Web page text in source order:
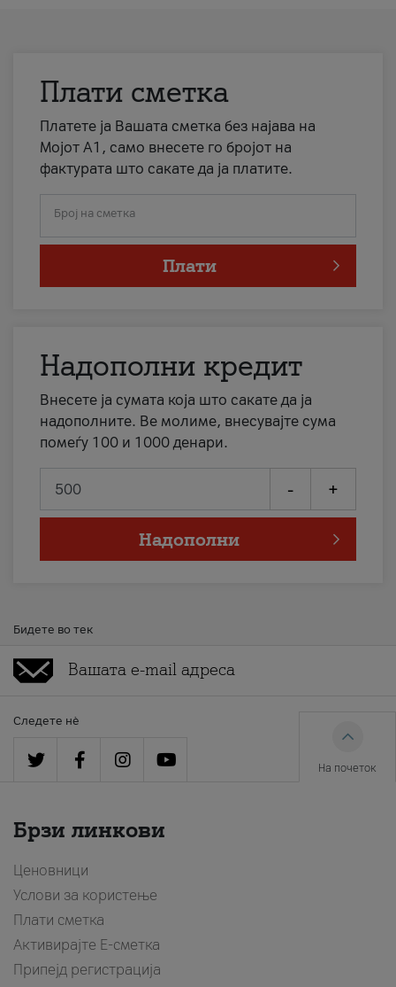
Плати сметка
Платете ја Вашата сметка без најава на
Мојот А1, само внесете го бројот на
фактурата што сакате да ја платите.
Број на сметка
Плати
Надополни кредит
Внесете ја сумата која што сакате да ја
надополните. Ве молиме, внесувајте сума
помеѓу 100 и 1000 денари.
- +
Надополни
Бидете во тек
Следете нè
На почеток
Брзи линкови
Ценовници
Услови за користење
Плати сметка
Активирајте Е-сметка
Припејд регистрација